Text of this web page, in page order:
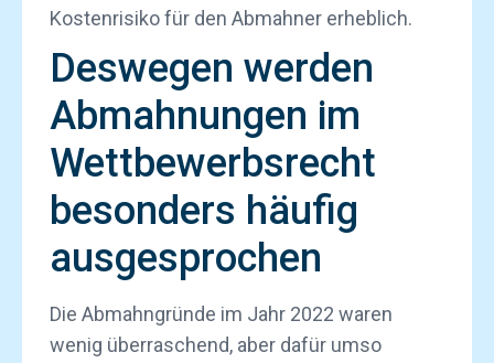
Kostenrisiko für den Abmahner erheblich.
Deswegen werden
Abmahnungen im
Wettbewerbsrecht
besonders häufig
ausgesprochen
Die Abmahngründe im Jahr 2022 waren
wenig überraschend, aber dafür umso